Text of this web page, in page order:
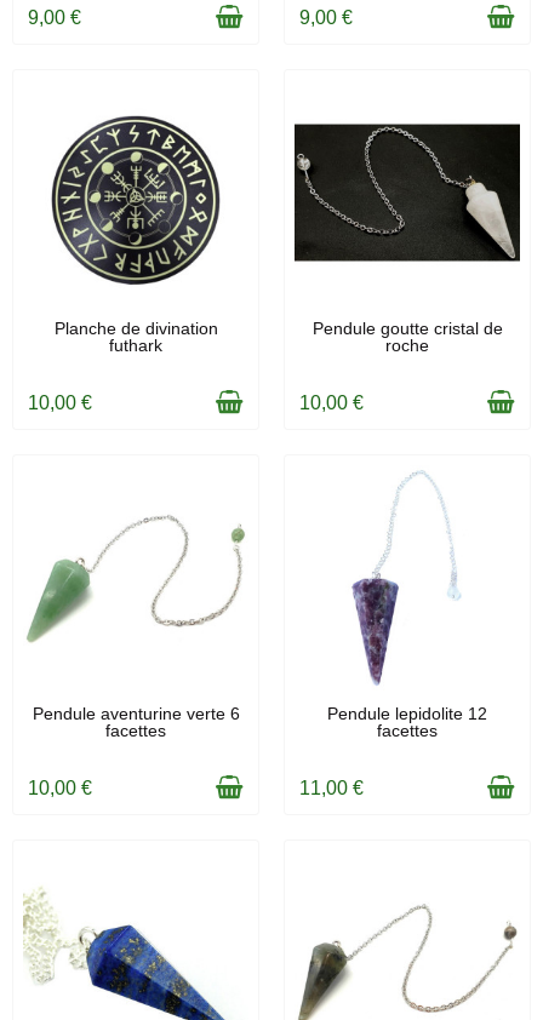
9,00 € 9,00 €
EN STOCK
Planche de divination
futhark
10,00 €
EN STOCK
Pendule goutte cristal de
roche
10,00 €
EN STOCK
Pendule aventurine verte 6
facettes
10,00 €
EN STOCK
Pendule lepidolite 12
facettes
11,00 €